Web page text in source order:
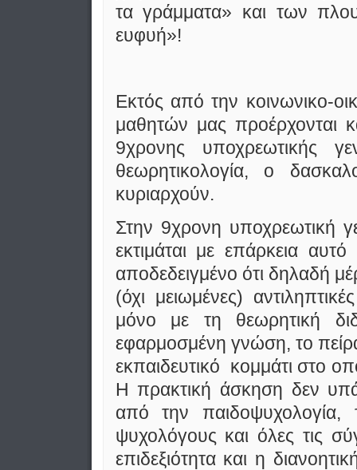
τα γράμματα» και των
ευφυή»!
Εκτός από την κοινωνικο-
μαθητών μας προέρχονται
9χρονης υποχρεωτικής
θεωρητικολογία, ο
κυριαρχούν.
Στην 9χρονη υποχρεωτική
εκτιμάται με επάρκεια
αποδεδειγμένο ότι δηλαδή
(όχι μειωμένες)
μόνο με τη θεωρητική
εφαρμοσμένη γνώση, το
εκπαιδευτικό κομμάτι στο
Η πρακτική άσκηση δεν
από την
ψυχολόγους και όλες τις
επιδεξιότητα και η